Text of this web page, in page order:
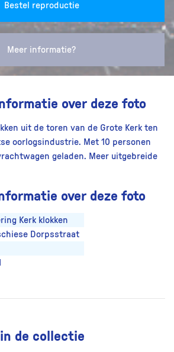
Bestel reproductie
Meer informatie?
over deze foto
uit de toren van de Grote Kerk ten
oorlogsindustrie. Met 10 personen
geladen. Meer uitgebreide
over deze foto
Kerk klokken
Dorpsstraat
de collectie